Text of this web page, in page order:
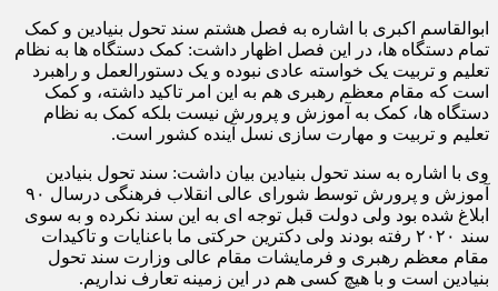
ابوالقاسم اکبری با اشاره به فصل هشتم سند تحول بنیادین و کمک
تمام دستگاه ها، در این فصل اظهار داشت: کمک دستگاه ها به نظام
تعلیم و تربیت یک خواسته عادی نبوده و یک دستورالعمل و راهبرد
است که مقام معظم رهبری هم به این امر تاکید داشته، و کمک
دستگاه ها، کمک به آموزش و پرورش نیست بلکه کمک به نظام
تعلیم و تربیت و مهارت سازی نسل آینده کشور است.
وی با اشاره به سند تحول بنیادین بیان داشت: سند تحول بنیادین
آموزش و پرورش توسط شورای عالی انقلاب فرهنگی درسال ۹۰
ابلاغ شده بود ولی دولت قبل توجه ای به این سند نکرده و به سوی
سند ۲۰۲۰ رفته بودند ولی دکترین حرکتی ما باعنایات و تاکیدات
مقام معظم رهبری و فرمایشات مقام عالی وزارت سند تحول
بنیادین است و با هیچ کسی هم در این زمینه تعارف نداریم.